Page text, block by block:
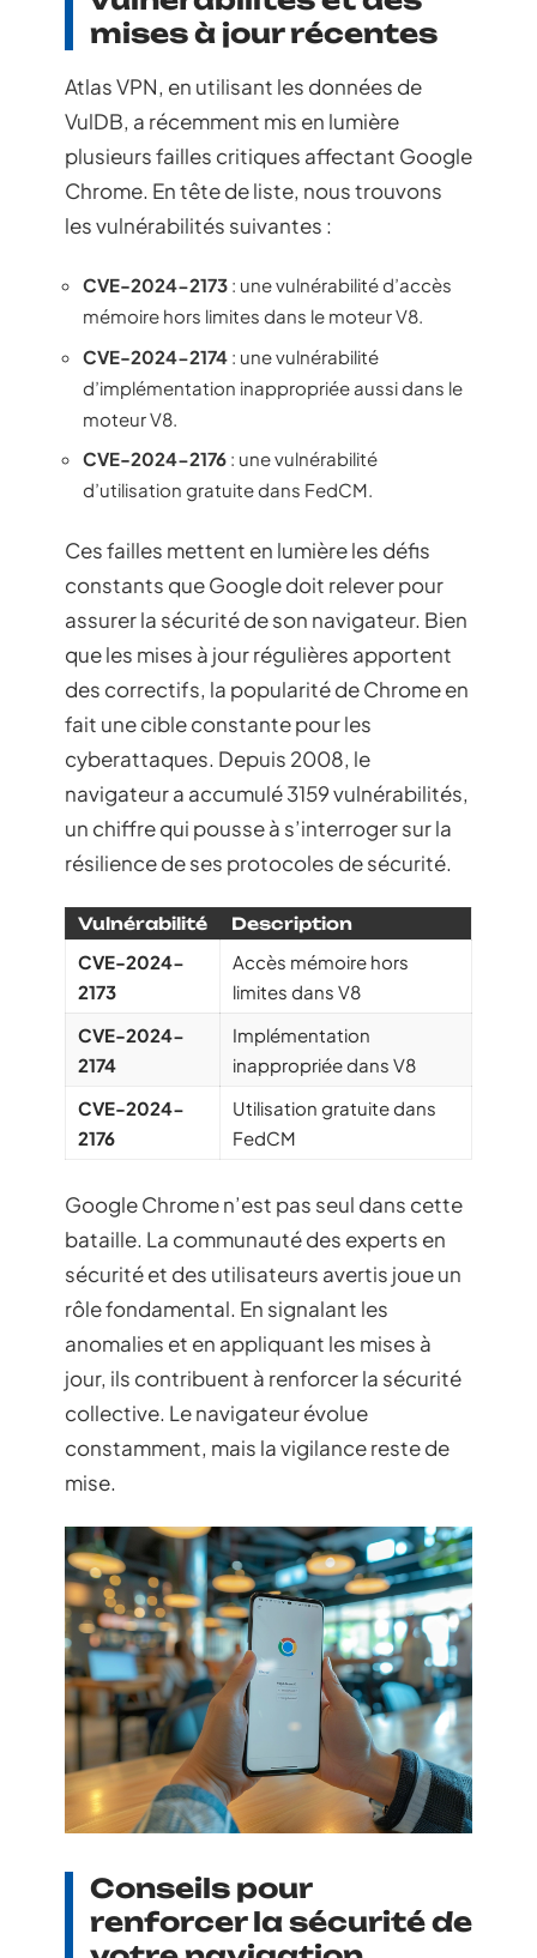
mises à jour récentes
Atlas VPN, en utilisant les données de
VulDB, a récemment mis en lumière
plusieurs failles critiques affectant Google
Chrome. En tête de liste, nous trouvons
les vulnérabilités suivantes :
CVE-2024-2173 : une vulnérabilité d’accès
mémoire hors limites dans le moteur V8.
CVE-2024-2174 : une vulnérabilité
d’implémentation inappropriée aussi dans le
moteur V8.
CVE-2024-2176 : une vulnérabilité
d’utilisation gratuite dans FedCM.
Ces failles mettent en lumière les défis
constants que Google doit relever pour
assurer la sécurité de son navigateur. Bien
que les mises à jour régulières apportent
des correctifs, la popularité de Chrome en
fait une cible constante pour les
cyberattaques. Depuis 2008, le
navigateur a accumulé 3159 vulnérabilités,
un chiffre qui pousse à s’interroger sur la
résilience de ses protocoles de sécurité.
Vulnérabilité Description
CVE-2024-
2173
Accès mémoire hors
limites dans V8
CVE-2024-
2174
Implémentation
inappropriée dans V8
CVE-2024-
2176
Utilisation gratuite dans
FedCM
Google Chrome n’est pas seul dans cette
bataille. La communauté des experts en
sécurité et des utilisateurs avertis joue un
rôle fondamental. En signalant les
anomalies et en appliquant les mises à
jour, ils contribuent à renforcer la sécurité
collective. Le navigateur évolue
constamment, mais la vigilance reste de
mise.
Conseils pour
renforcer la sécurité de